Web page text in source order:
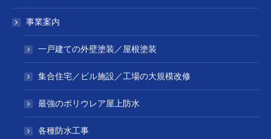
事業案内
一戸建ての外壁塗装／屋根塗装
集合住宅／ビル施設／工場の大規模改修
最強のポリウレア屋上防水
各種防水工事